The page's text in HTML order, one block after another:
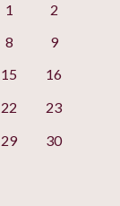
1
2
8
9
15
16
22
23
29
30